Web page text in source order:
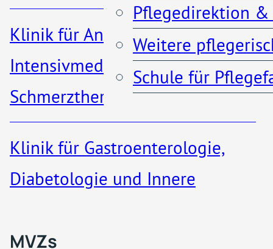
Anfahrt & Parken
Kontakt
Klinik für Anästhesiologie,
Intensivmedizin und
Schmerztherapie
Klinik für Gastroenterologie,
Diabetologie und Innere
Pflegedirektion
Weitere
Schule für
MVZs & ambulante
MVZs